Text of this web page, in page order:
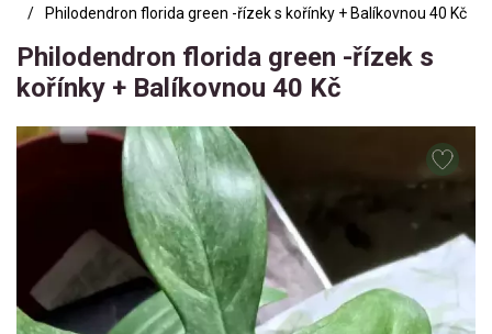
Philodendron florida green -řízek s kořínky + Balíkovnou 40 Kč
Philodendron florida green -řízek s
kořínky + Balíkovnou 40 Kč